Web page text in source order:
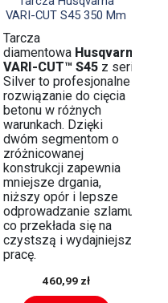
VARI-CUT S45 350 Mm
Tarcza
diamentowa Husqvarna
VARI-CUT™ S45z serii
Silver to profesjonalne
rozwiązanie do cięcia
betonu w różnych
warunkach. Dzięki
dwóm segmentom o
zróżnicowanej
konstrukcji zapewnia
mniejsze drgania,
niższy opór i lepsze
odprowadzanie szlamu,
co przekłada się na
czystszą i wydajniejszą
pracę.
460,99 zł